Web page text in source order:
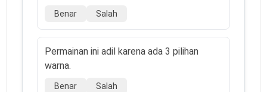
Benar Salah
Permainan ini adil karena ada 3 pilihan
warna.
Benar Salah